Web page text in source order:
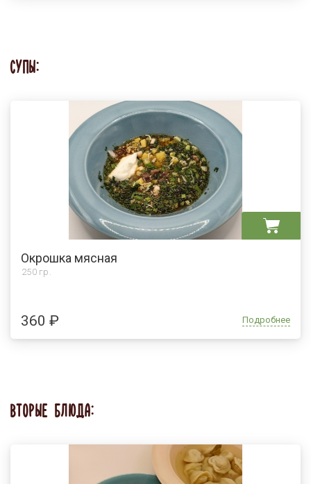
СУПЫ:
Окрошка мясная
250 гр.
360 ₽ Подробнее
ВТОРЫЕ БЛЮДА: